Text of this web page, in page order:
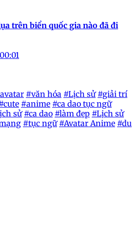
trên biển quốc gia nào đã đi
#văn hóa #Lịch sử #giải trí
#anime #ca dao tục ngữ
sử #ca dao #làm đẹp #Lịch sử
#tục ngữ #Avatar Anime #du